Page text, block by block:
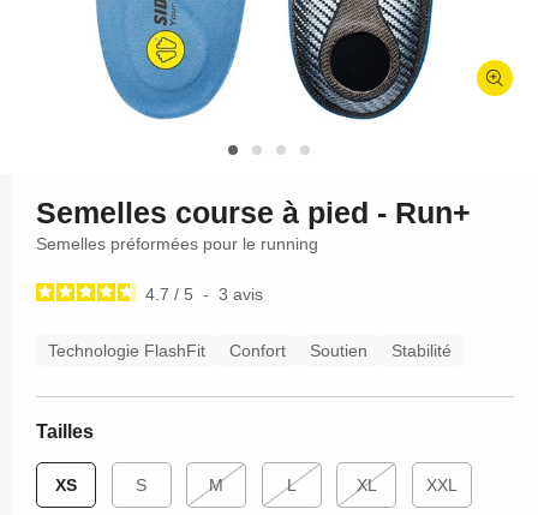
fenêtre
modale
Semelles course à pied - Run+
Semelles préformées pour le running
4.7 / 5 - 3 avis
Technologie FlashFit Confort Soutien Stabilité
Tailles
XS S MVariante
épuisée
LVariante
épuisée
XLVariante
épuisée
XXL